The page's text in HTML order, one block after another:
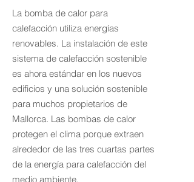
La bomba de calor para
calefacción utiliza energías
renovables. La instalación de este
sistema de calefacción sostenible
es ahora estándar en los nuevos
edificios y una solución sostenible
para muchos propietarios de
Mallorca. Las bombas de calor
protegen el clima porque extraen
alrededor de las tres cuartas partes
de la energía para calefacción del
medio ambiente.